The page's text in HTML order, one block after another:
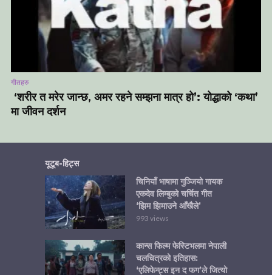
गीतहरु
‘शरीर त मरेर जान्छ, अमर रहने सम्झना मात्र हो’: योद्धाको ‘कथा’
मा जीवन दर्शन
यूटूब-हिट्स
चिनियाँ भाषामा गुञ्जियो गायक
एकदेव लिम्बुको चर्चित गीत
‘झिम झिमाउने आँखैले’
993 views
कान्स फिल्म फेस्टिभलमा नेपाली
चलचित्रको इतिहास:
‘एलिफेन्ट्स इन द फग’ले जित्यो